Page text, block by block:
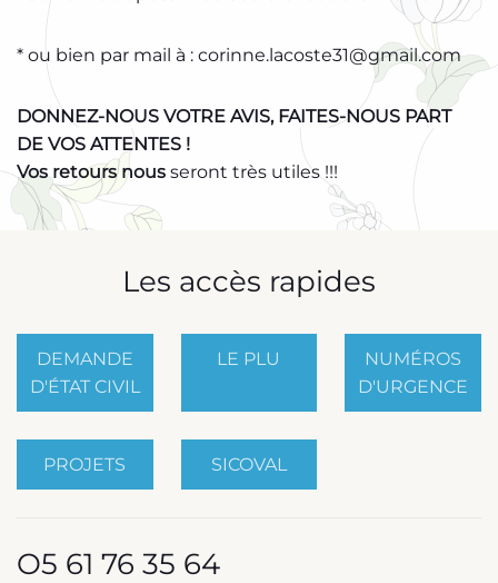
* ou bien par mail à : corinne.lacoste31@gmail.com
DONNEZ-NOUS VOTRE AVIS, FAITES-NOUS PART
DE VOS ATTENTES !
Vos retours nous seront très utiles !!!
Les accès rapides
DEMANDE
D'ÉTAT CIVIL
LE PLU
NUMÉROS
D'URGENCE
PROJETS SICOVAL
O5 61 76 35 64